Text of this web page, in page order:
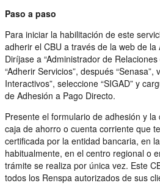
Paso a paso
Para iniciar la habilitación de este
adherir el CBU a través de la web de la
Diríjase a “Administrador de
“Adherir Servicios”, después “Senasa”,
Interactivos”, seleccione “SIGAD” y
de Adhesión a Pago Directo.
Presente el formulario de adhesión y la
caja de ahorro o cuenta corriente que
certificada por la entidad bancaria, en
habitualmente, en el centro regional o
trámite se realiza por única vez. Este
todos los Renspa autorizados de sus